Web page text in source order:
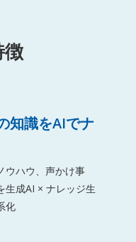
徴
知識をAIでナ
ウハウ、声かけ事
生成AI × ナレッジ生
化